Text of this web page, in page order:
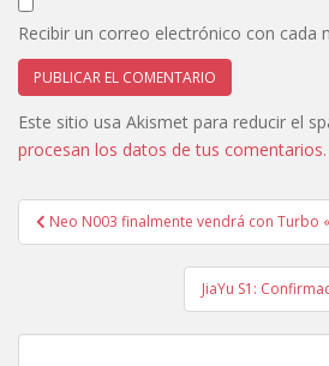
Recibir un correo electrónico con cada
Este sitio usa Akismet para reducir el
procesan los datos de tus comentarios.
Navegación
de
Neo N003 finalmente vendrá con Turbo
JiaYu S1: